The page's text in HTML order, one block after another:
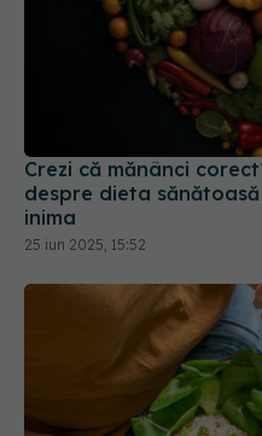
Crezi că mănânci
despre dieta